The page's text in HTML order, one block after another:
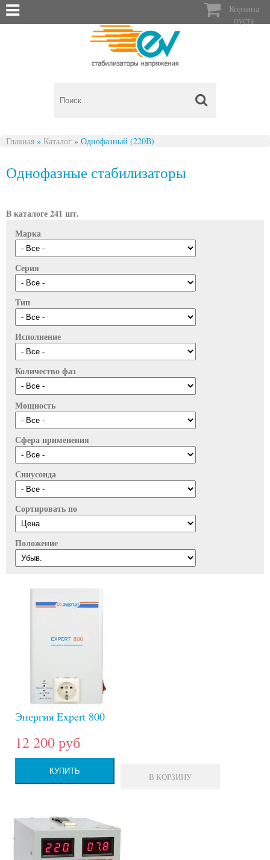

Корзина
пуста
Главная » Каталог » Однофазный (220В)
Однофазные стабилизаторы
В каталоге 241 шт.
Марка
Серия
Тип
Исполнение
Количество фаз
Мощность
Сфера применения
Синусоида
Сортировать по
Положение
Энергия Expert 800
12 200 руб
КУПИТЬ
В КОРЗИНУ